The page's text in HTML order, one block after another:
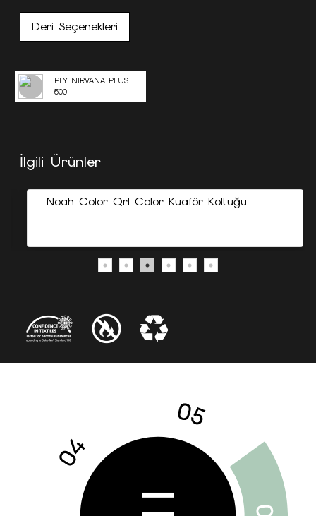
Deri Seçenekleri
PLY NIRVANA PLUS
500
İlgili Ürünler
Noah Color Qrl Color Kuaför Koltuğu